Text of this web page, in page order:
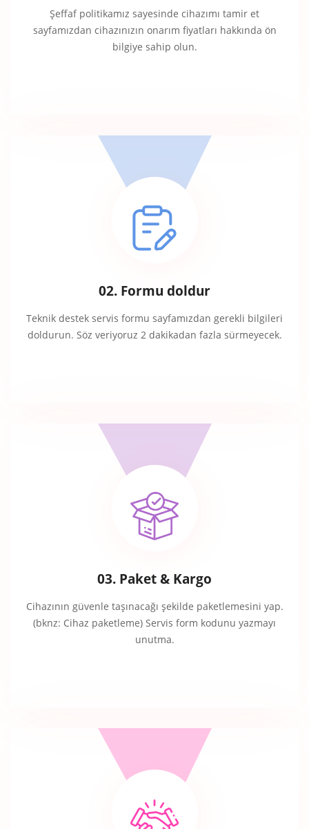
Şeffaf politikamız sayesinde cihazımı tamir et
sayfamızdan cihazınızın onarım fiyatları hakkında ön
bilgiye sahip olun.
02. Formu doldur
Teknik destek servis formu sayfamızdan gerekli bilgileri
doldurun. Söz veriyoruz 2 dakikadan fazla sürmeyecek.
03. Paket & Kargo
Cihazının güvenle taşınacağı şekilde paketlemesini yap.
(bknz: Cihaz paketleme) Servis form kodunu yazmayı
unutma.